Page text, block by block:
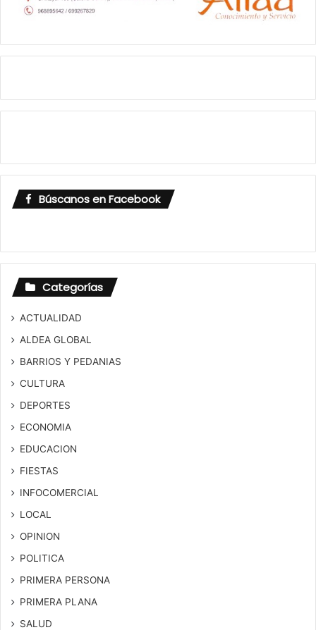
Búscanos en Facebook
Categorías
ACTUALIDAD
ALDEA GLOBAL
BARRIOS Y PEDANIAS
CULTURA
DEPORTES
ECONOMIA
EDUCACION
FIESTAS
INFOCOMERCIAL
LOCAL
OPINION
POLITICA
PRIMERA PERSONA
PRIMERA PLANA
SALUD